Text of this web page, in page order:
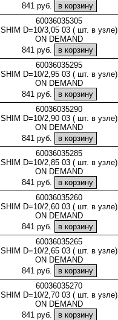
841 руб.
60036035305
SHIM D=10/3,05 03 ( шт. в узле)
ON DEMAND
841 руб.
60036035295
SHIM D=10/2,95 03 ( шт. в узле)
ON DEMAND
841 руб.
60036035290
SHIM D=10/2,90 03 ( шт. в узле)
ON DEMAND
841 руб.
60036035285
SHIM D=10/2,85 03 ( шт. в узле)
ON DEMAND
841 руб.
60036035260
SHIM D=10/2,60 03 ( шт. в узле)
ON DEMAND
841 руб.
60036035265
SHIM D=10/2,65 03 ( шт. в узле)
ON DEMAND
841 руб.
60036035270
SHIM D=10/2,70 03 ( шт. в узле)
ON DEMAND
841 руб.